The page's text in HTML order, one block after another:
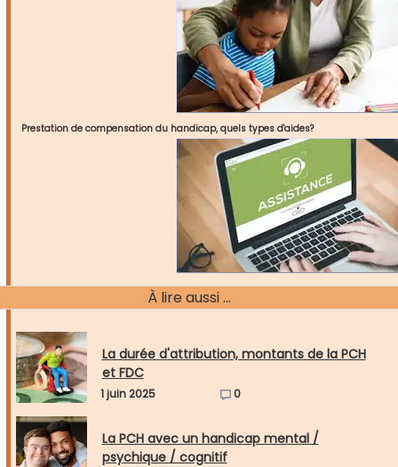
Prestation de compensation du handicap, quels types d'aides?
À lire aussi ...
La durée d'attribution, montants de la PCH
et FDC
1 juin 2025 0
La PCH avec un handicap mental /
psychique / cognitif